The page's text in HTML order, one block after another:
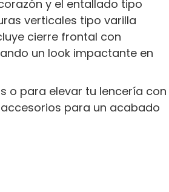
y el entallado tipo
verticales tipo varilla
cierre frontal con
un look impactante en
o para elevar tu lencería con
para un acabado